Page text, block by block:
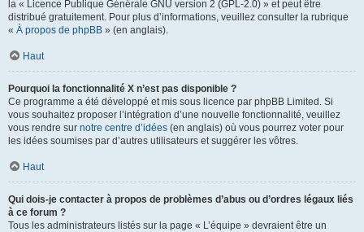
la « Licence Publique Générale GNU version 2 (GPL-2.0) » et peut être
distribué gratuitement. Pour plus d’informations, veuillez consulter la rubrique
« À propos de phpBB » (en anglais).
Haut
Pourquoi la fonctionnalité X n’est pas disponible ?
Ce programme a été développé et mis sous licence par phpBB Limited. Si
vous souhaitez proposer l’intégration d’une nouvelle fonctionnalité, veuillez
vous rendre sur notre centre d’idées (en anglais) où vous pourrez voter pour
les idées soumises par d’autres utilisateurs et suggérer les vôtres.
Haut
Qui dois-je contacter à propos de problèmes d’abus ou d’ordres légaux liés
à ce forum ?
Tous les administrateurs listés sur la page « L’équipe » devraient être un